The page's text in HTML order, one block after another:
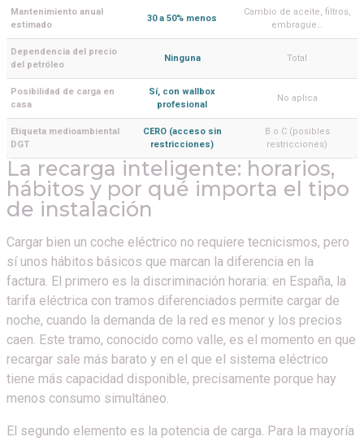
Mantenimiento anual
estimado
30 a 50% menos
Cambio de aceite, filtros,
embrague…
Dependencia del precio
del petróleo
Ninguna Total
Posibilidad de carga en
casa
Sí, con wallbox
profesional
No aplica
Etiqueta medioambiental
DGT
CERO (acceso sin
restricciones)
B o C (posibles
restricciones)
La recarga inteligente: horarios,
hábitos y por qué importa el tipo
de instalación
Cargar bien un coche eléctrico no requiere tecnicismos, pero
sí unos hábitos básicos que marcan la diferencia en la
factura. El primero es la discriminación horaria: en España, la
tarifa eléctrica con tramos diferenciados permite cargar de
noche, cuando la demanda de la red es menor y los precios
caen. Este tramo, conocido como valle, es el momento en que
recargar sale más barato y en el que el sistema eléctrico
tiene más capacidad disponible, precisamente porque hay
menos consumo simultáneo.
El segundo elemento es la potencia de carga. Para la mayoría